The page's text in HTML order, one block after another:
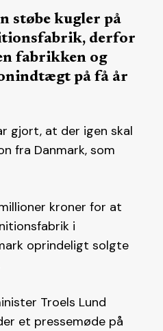
støbe kugler på
derfor
fabrikken og
på få år
gjort, at der igen skal
fra Danmark, som
kroner for at
i
oprindeligt solgte
Troels Lund
et pressemøde på